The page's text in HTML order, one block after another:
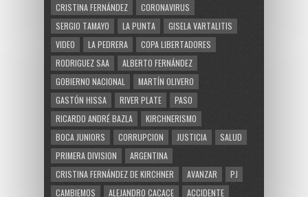
CRISTINA FERNÁNDEZ
CORONAVIRUS
SERGIO TAMAYO
LA PUNTA
GISELA VARTALITIS
VIDEO
LA PEDRERA
COPA LIBERTADORES
RODRIGUEZ SAA
ALBERTO FERNÁNDEZ
GOBIERNO NACIONAL
MARTÍN OLIVERO
GASTÓN HISSA
RIVER PLATE
PASO
RICARDO ANDRÉ BAZLA
KIRCHNERISMO
BOCA JUNIORS
CORRUPCION JUSTICIA
SALUD
PRIMERA DIVISION
ARGENTINA
CRISTINA FERNÁNDEZ DE KIRCHNER
AVANZAR
PJ
CAMBIEMOS
ALEJANDRO CACACE ACCIDENTE